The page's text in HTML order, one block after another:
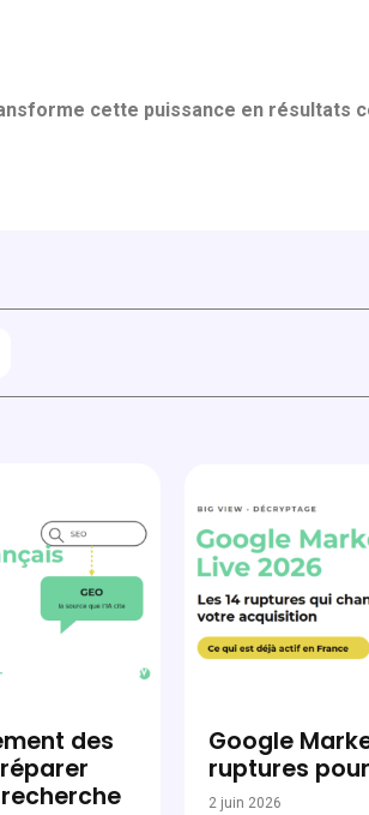
cette puissance en résultats
des
Google
ruptures
2 juin 2026